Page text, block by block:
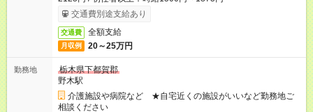
交通費別途支給あり
交通費 全額支給
月収例 20～25万円
勤務地
栃木県下都賀郡
野木駅
介護施設や病院など ★自宅近くの施設がいいなど勤務地ご
相談ください